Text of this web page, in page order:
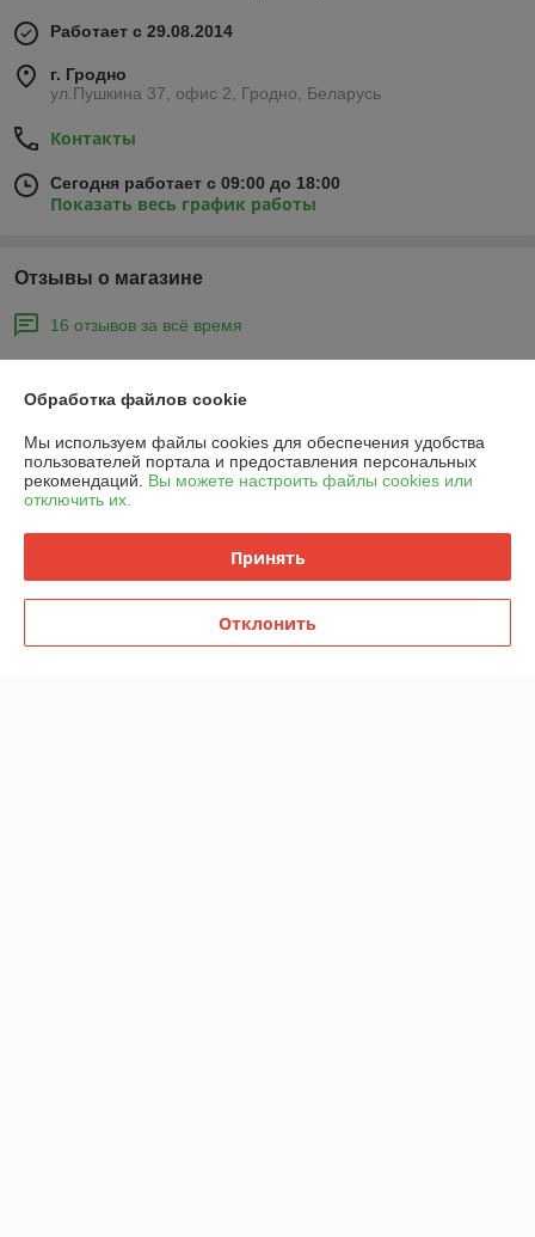
Работает с 29.08.2014
г. Гродно
ул.Пушкина 37, офис 2, Гродно, Беларусь
Контакты
Сегодня работает с 09:00 до 18:00
Показать весь график работы
Отзывы о магазине
16 отзывов за всё время
Отлично
01.09.2025
Юрий
Показать все отзывы
Обработка файлов cookie
Мы используем файлы cookies для обеспечения удобства
пользователей портала и предоставления персональных
рекомендаций. Вы можете настроить файлы cookies или
отключить их.
Принять
Отклонить